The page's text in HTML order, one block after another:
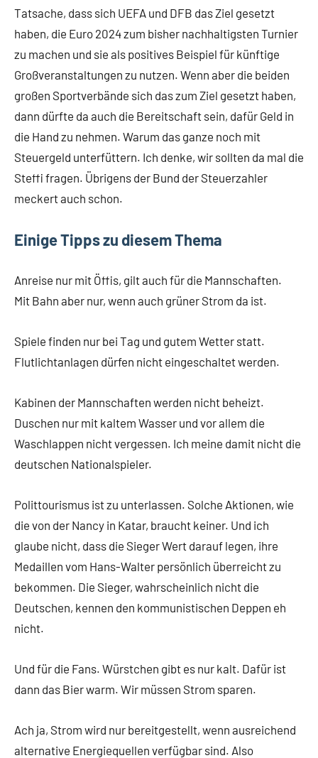
Tatsache, dass sich UEFA und DFB das Ziel gesetzt
haben, die Euro 2024 zum bisher nachhaltigsten Turnier
zu machen und sie als positives Beispiel für künftige
Großveranstaltungen zu nutzen. Wenn aber die beiden
großen Sportverbände sich das zum Ziel gesetzt haben,
dann dürfte da auch die Bereitschaft sein, dafür Geld in
die Hand zu nehmen. Warum das ganze noch mit
Steuergeld unterfüttern. Ich denke, wir sollten da mal die
Steffi fragen. Übrigens der Bund der Steuerzahler
meckert auch schon.
Einige Tipps zu diesem Thema
Anreise nur mit Öffis, gilt auch für die Mannschaften.
Mit Bahn aber nur, wenn auch grüner Strom da ist.
Spiele finden nur bei Tag und gutem Wetter statt.
Flutlichtanlagen dürfen nicht eingeschaltet werden.
Kabinen der Mannschaften werden nicht beheizt.
Duschen nur mit kaltem Wasser und vor allem die
Waschlappen nicht vergessen. Ich meine damit nicht die
deutschen Nationalspieler.
Polittourismus ist zu unterlassen. Solche Aktionen, wie
die von der Nancy in Katar, braucht keiner. Und ich
glaube nicht, dass die Sieger Wert darauf legen, ihre
Medaillen vom Hans-Walter persönlich überreicht zu
bekommen. Die Sieger, wahrscheinlich nicht die
Deutschen, kennen den kommunistischen Deppen eh
nicht.
Und für die Fans. Würstchen gibt es nur kalt. Dafür ist
dann das Bier warm. Wir müssen Strom sparen.
Ach ja, Strom wird nur bereitgestellt, wenn ausreichend
alternative Energiequellen verfügbar sind. Also